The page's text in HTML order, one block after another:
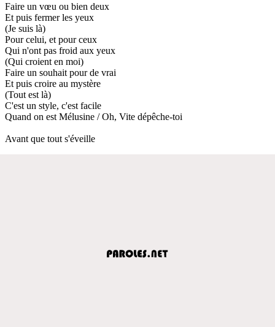
Faire un vœu ou bien deux
Et puis fermer les yeux
(Je suis là)
Pour celui, et pour ceux
Qui n'ont pas froid aux yeux
(Qui croient en moi)
Faire un souhait pour de vrai
Et puis croire au mystère
(Tout est là)
C'est un style, c'est facile
Quand on est Mélusine / Oh, Vite dépêche-toi
Avant que tout s'éveille